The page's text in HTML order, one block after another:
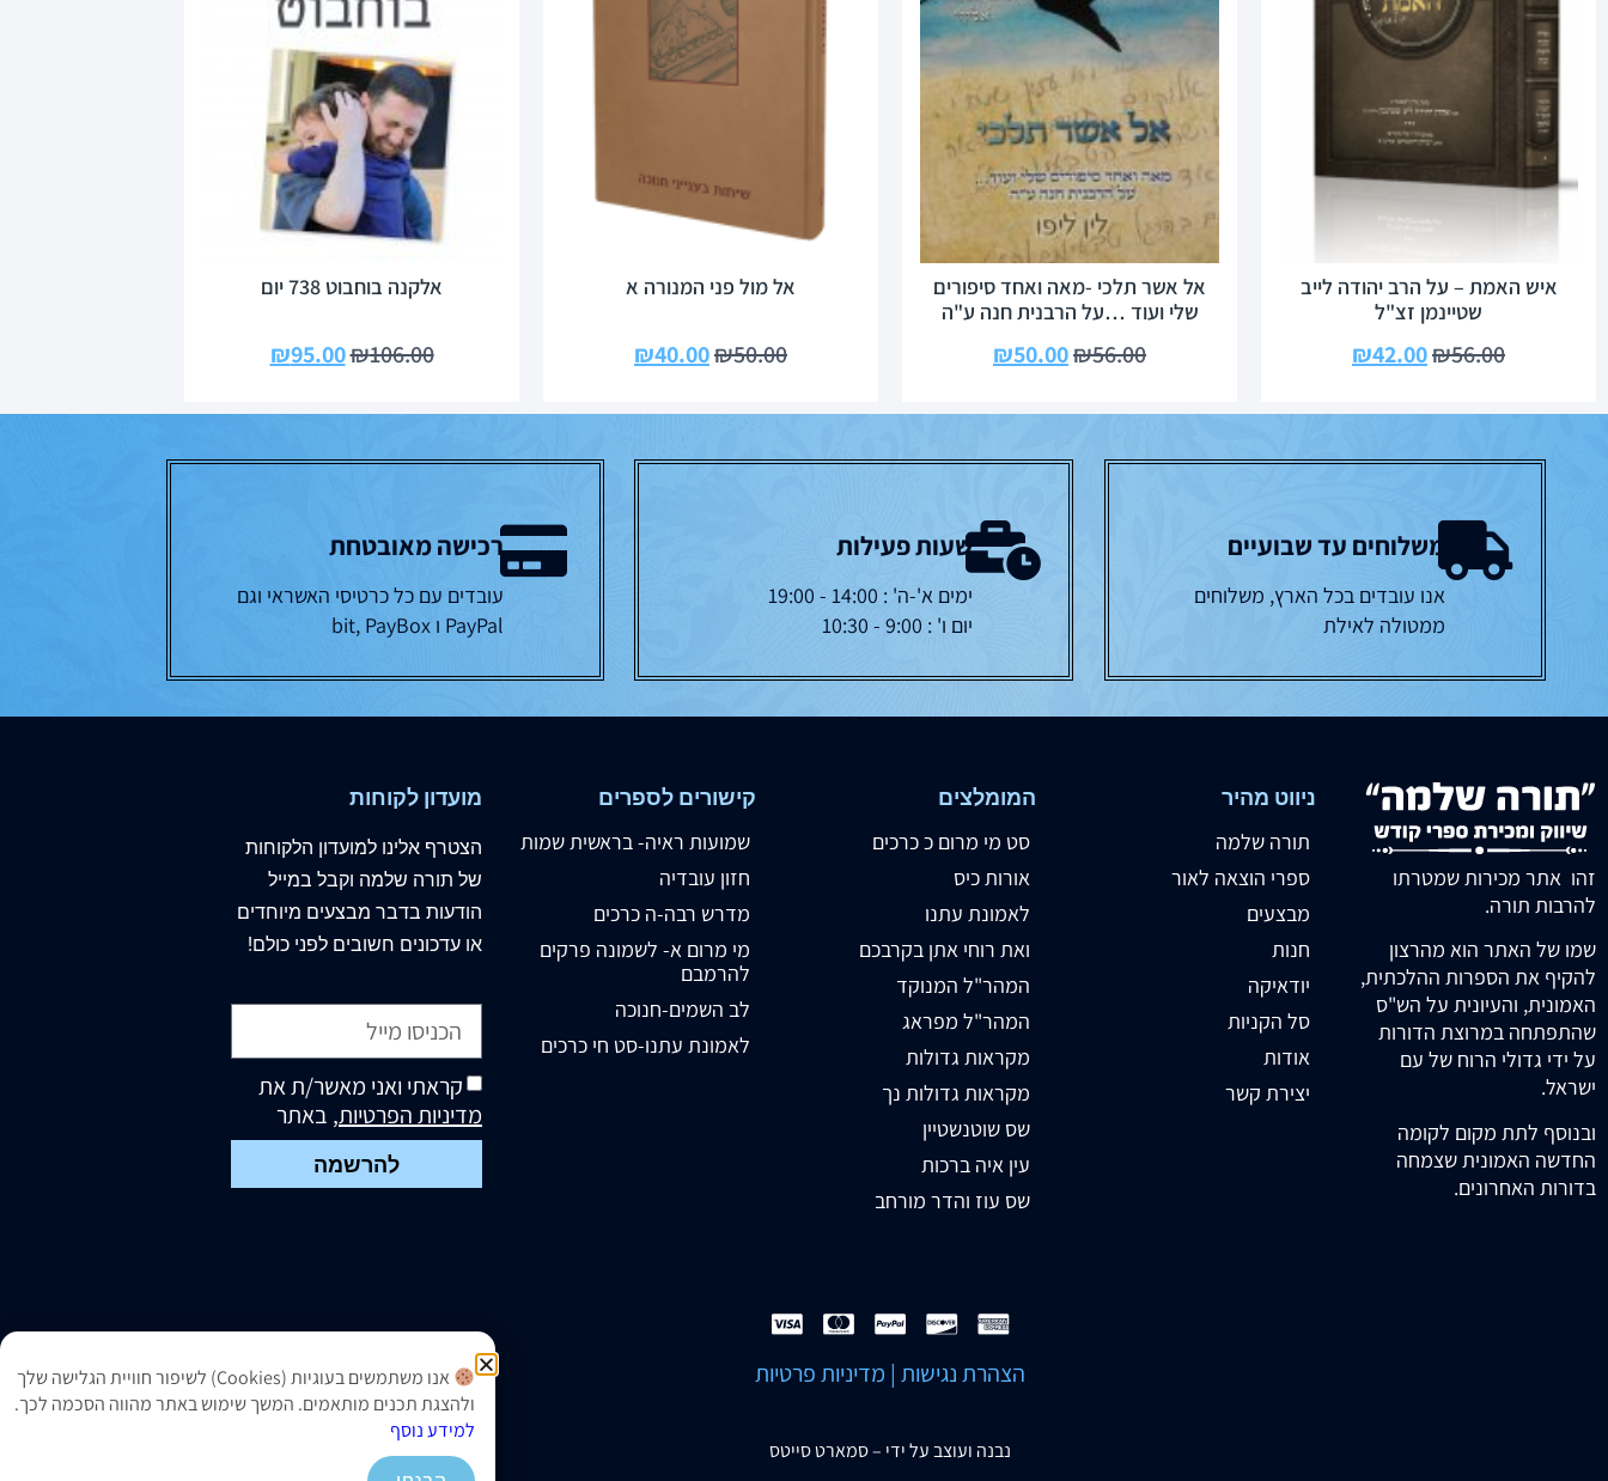
איש האמת – על הרב יהודה לייב
שטיינמן זצ"ל
₪56.00
₪42.00
אל אשר תלכי -מאה ואחד סיפורים
שלי ועוד …על הרבנית חנה ע"ה
₪56.00
₪50.00
אל מול פני המנורה א
₪50.00
₪40.00
אלקנה בוחבוט 738 יום
₪106.00
₪95.00
משלוחים עד שבועיים
אנו עובדים בכל הארץ, משלוחים
ממטולה לאילת
שעות פעילות
ימים א'-ה' : 14:00 - 19:00
יום ו' : 9:00 - 10:30
רכישה מאובטחת
עובדים עם כל כרטיסי האשראי וגם
PayPal ו bit, PayBox
זהו אתר מכירות שמטרתו
להרבות תורה.
שמו של האתר הוא מהרצון
להקיף את הספרות ההלכתית,
האמונית, והעיונית על הש"ס
שהתפתחה במרוצת הדורות
על ידי גדולי הרוח של עם
ישראל.
ובנוסף לתת מקום לקומה
החדשה האמונית שצמחה
בדורות האחרונים.
ניווט מהיר
תורה שלמה
ספרי הוצאה לאור
מבצעים
חנות
יודאיקה
סל הקניות
אודות
יצירת קשר
המומלצים
סט מי מרום כ כרכים
אורות כיס
לאמונת עתנו
ואת רוחי אתן בקרבכם
המהר"ל המנוקד
המהר"ל מפראג
מקראות גדולות
מקראות גדולות נך
שס שוטנשטיין
עין איה ברכות
שס עוז והדר מורחב
קישורים לספרים
שמועות ראיה- בראשית שמות
חזון עובדיה
מדרש רבה-ה כרכים
מי מרום א- לשמונה פרקים
להרמבם
לב השמים-חנוכה
לאמונת עתנו-סט חי כרכים
מועדון לקוחות
הצטרף אלינו למועדון הלקוחות
של תורה שלמה וקבל במייל
הודעות בדבר מבצעים מיוחדים
או עדכונים חשובים לפני כולם!
קראתי ואני מאשר/ת את
מדיניות הפרטיות, באתר
להרשמה
הצהרת נגישות | מדיניות פרטיות
נבנה ועוצב על ידי –סמארט סייטס
אנו משתמשים בעוגיות (Cookies) לשיפור חוויית הגלישה שלך
ולהצגת תכנים מותאמים. המשך שימוש באתר מהווה הסכמה לכך.
למידע נוסף